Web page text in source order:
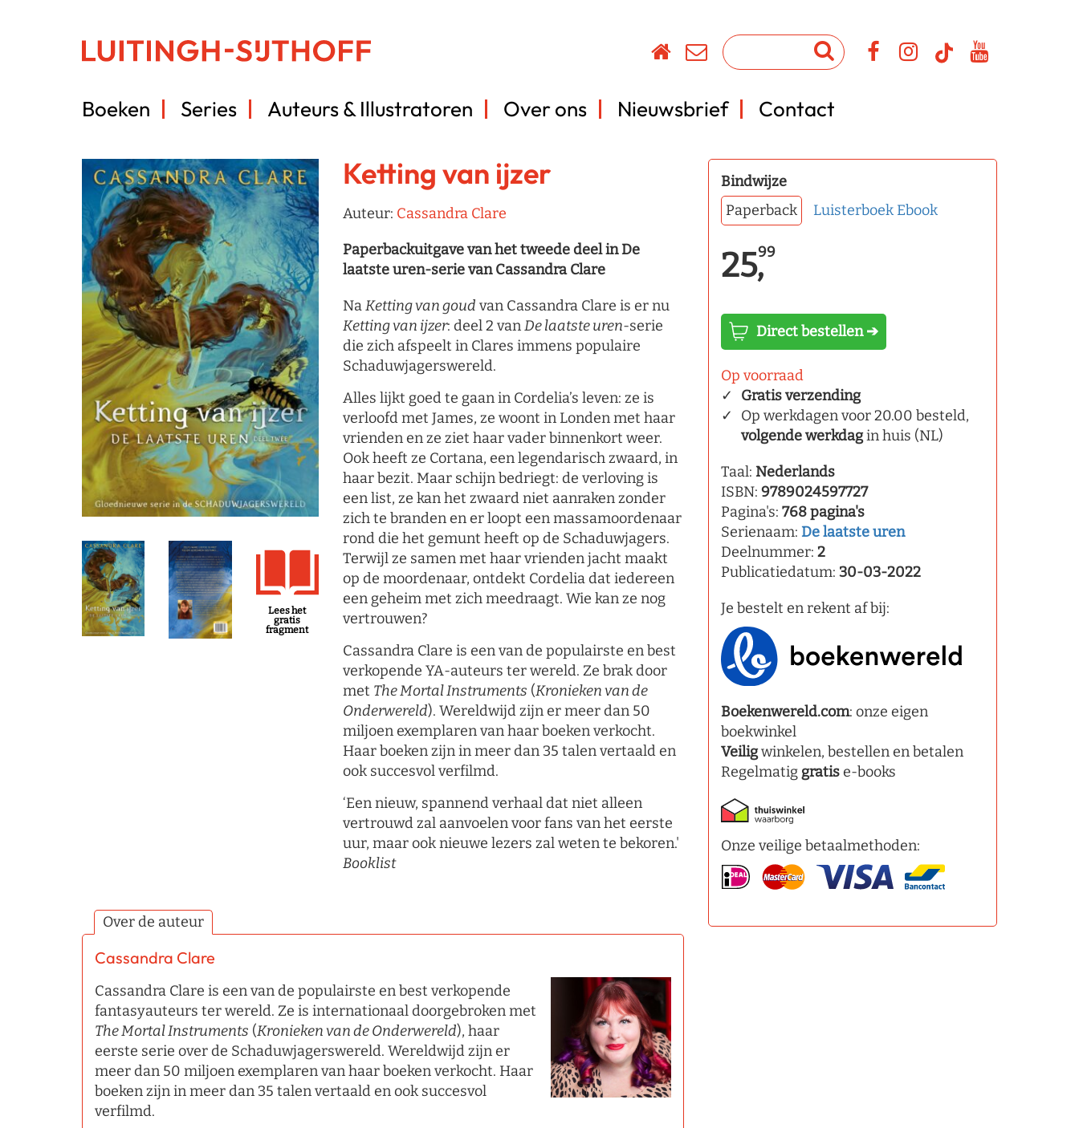
Boeken Series Auteurs & Illustratoren Over ons Nieuwsbrief Contact
Lees het
gratis
fragment
Ketting van ijzer
Auteur: Cassandra Clare
Paperbackuitgave van het tweede deel in De
laatste uren-serie van Cassandra Clare
NaKetting van goud van Cassandra Clare is er nu
Ketting van ijzer: deel 2 vanDe laatste uren-serie
die zich afspeelt in Clares immens populaire
Schaduwjagerswereld.
Alles lijkt goed te gaan in Cordelia’s leven: ze is
verloofd met James, ze woont in Londen met haar
vrienden en ze ziet haar vader binnenkort weer.
Ook heeft ze Cortana, een legendarisch zwaard, in
haar bezit. Maar schijn bedriegt: de verloving is
een list, ze kan het zwaard niet aanraken zonder
zich te branden en er loopt een massamoordenaar
rond die het gemunt heeft op de Schaduwjagers.
Terwijl ze samen met haar vrienden jacht maakt
op de moordenaar, ontdekt Cordelia dat iedereen
een geheim met zich meedraagt. Wie kan ze nog
vertrouwen?
Cassandra Clare is een van de populairste en best
verkopende YA-auteurs ter wereld. Ze brak door
met The Mortal Instruments (Kronieken van de
Onderwereld). Wereldwijd zijn er meer dan 50
miljoen exemplaren van haar boeken verkocht.
Haar boeken zijn in meer dan 35 talen vertaald en
ook succesvol verfilmd.
‘Een nieuw, spannend verhaal dat niet alleen
vertrouwd zal aanvoelen voor fans van het eerste
uur, maar ook nieuwe lezers zal weten te bekoren.'
Booklist
Over de auteur
Cassandra Clare
Cassandra Clare is een van de populairste en best verkopende
fantasyauteurs ter wereld. Ze is internationaal doorgebroken met
The Mortal Instruments (Kronieken van de Onderwereld), haar
eerste serie over de Schaduwjagerswereld. Wereldwijd zijn er
meer dan 50 miljoen exemplaren van haar boeken verkocht. Haar
boeken zijn in meer dan 35 talen vertaald en ook succesvol
verfilmd.
Bindwijze
Paperback
Luisterboek Ebook
25,99
Direct bestellen ➔
Op voorraad
Gratis verzending
Op werkdagen voor 20.00 besteld,
volgende werkdagin huis (NL)
Taal: Nederlands
ISBN: 9789024597727
Pagina's: 768 pagina's
Serienaam: De laatste uren
Deelnummer: 2
Publicatiedatum: 30-03-2022
Je bestelt en rekent af bij:
Boekenwereld.com: onze eigen
boekwinkel
Veiligwinkelen, bestellen en betalen
Regelmatig gratise-books
Onze veilige betaalmethoden: